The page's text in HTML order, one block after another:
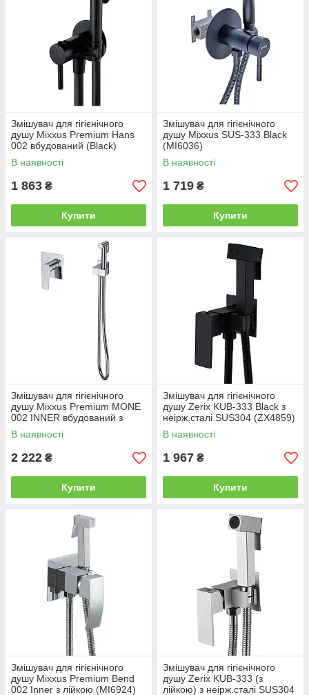
Змішувач для гігієнічного
душу Mixxus Premium Hans
002 вбудований (Black)
(MI5980)
В наявності
1 863 ₴
Купити
Змішувач для гігієнічного
душу Mixxus SUS-333 Black
(MI6036)
В наявності
1 719 ₴
Купити
Змішувач для гігієнічного
душу Mixxus Premium MONE
002 INNER вбудований з
лійкою (MI6773)
В наявності
2 222 ₴
Купити
Змішувач для гігієнічного
душу Zerix KUB-333 Black з
неірж.сталі SUS304 (ZX4859)
В наявності
1 967 ₴
Купити
Змішувач для гігієнічного
душу Mixxus Premium Bend
002 Inner з лійкою (MI6924)
Змішувач для гігієнічного
душу Zerix KUB-333 (з
лійкою) з неірж.сталі SUS304